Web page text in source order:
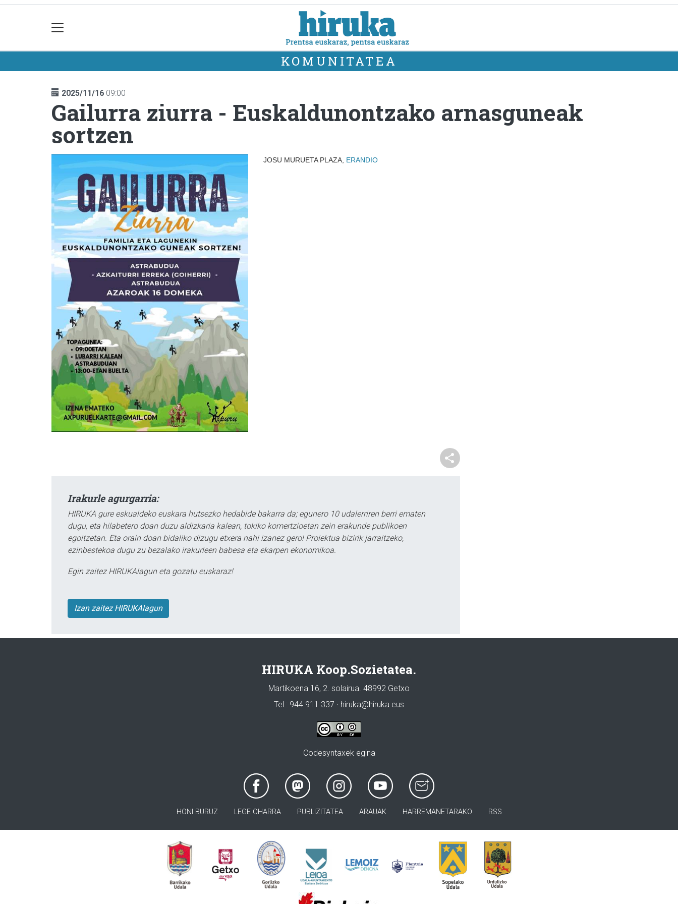
KOMUNITATEA
2025/11/16 09:00
Gailurra ziurra - Euskaldunontzako arnasguneak
sortzen
JOSU MURUETA PLAZA, ERANDIO
Irakurle agurgarria:
HIRUKA gure eskualdeko euskara hutsezko hedabide bakarra da; egunero 10 udalerriren berri ematen
dugu, eta hilabetero doan duzu aldizkaria kalean, tokiko komertzioetan zein erakunde publikoen
egoitzetan. Eta orain doan bidaliko dizugu etxera nahi izanez gero! Proiektua bizirik jarraitzeko,
ezinbestekoa dugu zu bezalako irakurleen babesa eta ekarpen ekonomikoa.
Egin zaitez HIRUKAlagun eta gozatu euskaraz!
Izan zaitez HIRUKAlagun
HIRUKA Koop.Sozietatea.
Martikoena 16, 2. solairua. 48992 Getxo
Tel.: 944 911 337 · hiruka@hiruka.eus
Codesyntaxek egina
HONI BURUZ LEGE OHARRA PUBLIZITATEA ARAUAK HARREMANETARAKO RSS